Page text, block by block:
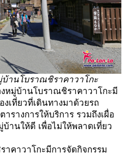
บ้านโบราณชิราคาวาโกะ
านโบราณชิราคาวาโกะมี
เที่ยวที่เดินทางมาด้วยรถ
รางการให้บริการ รวมถึงเผื่อ
บ้านให้ดี เพื่อไม่ให้พลาดเที่ยว
วาโกะมีการจัดกิจกรรม